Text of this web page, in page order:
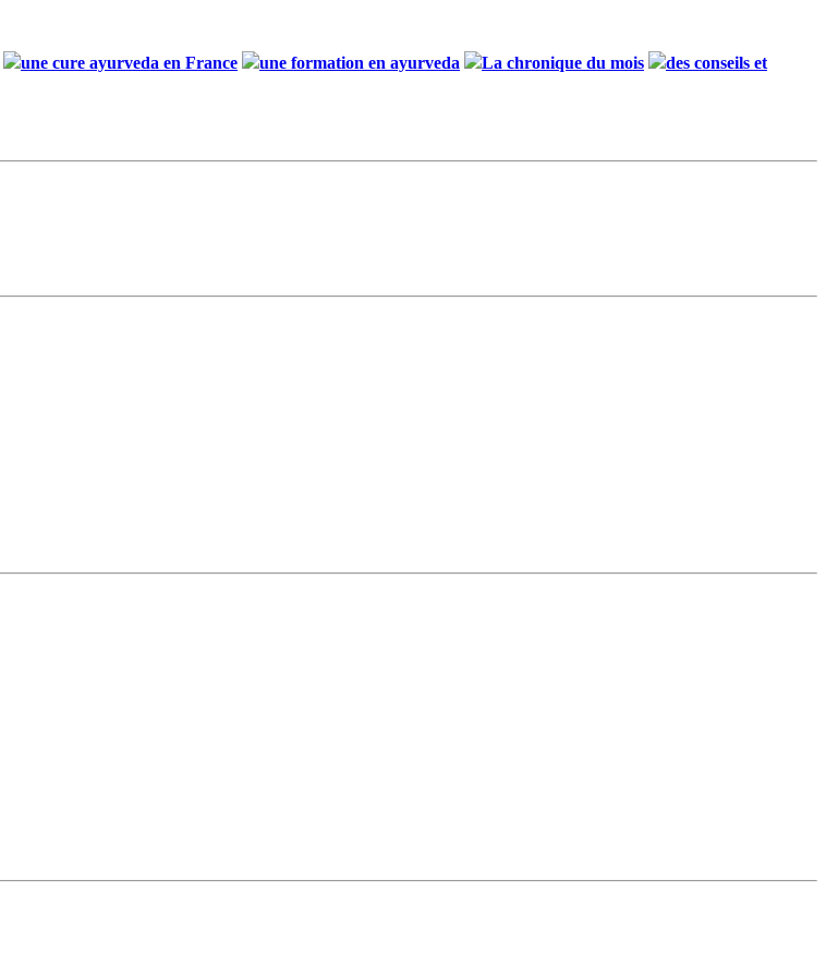
une cure ayurveda en France une formation en ayurveda La chronique du mois
des conseils et